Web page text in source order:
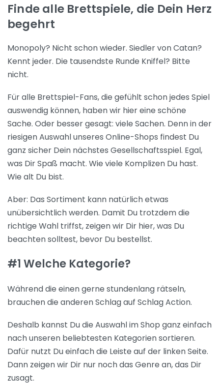
Finde alle Brettspiele, die Dein Herz
begehrt
Monopoly? Nicht schon wieder. Siedler von Catan?
Kennt jeder. Die tausendste Runde Kniffel? Bitte
nicht.
Für alle Brettspiel-Fans, die gefühlt schon jedes Spiel
auswendig können, haben wir hier eine schöne
Sache. Oder besser gesagt: viele Sachen. Denn in der
riesigen Auswahl unseres Online-Shops findest Du
ganz sicher Dein nächstes Gesellschaftsspiel. Egal,
was Dir Spaß macht. Wie viele Komplizen Du hast.
Wie alt Du bist.
Aber: Das Sortiment kann natürlich etwas
unübersichtlich werden. Damit Du trotzdem die
richtige Wahl triffst, zeigen wir Dir hier, was Du
beachten solltest, bevor Du bestellst.
#1 Welche Kategorie?
Während die einen gerne stundenlang rätseln,
brauchen die anderen Schlag auf Schlag Action.
Deshalb kannst Du die Auswahl im Shop ganz einfach
nach unseren beliebtesten Kategorien sortieren.
Dafür nutzt Du einfach die Leiste auf der linken Seite.
Dann zeigen wir Dir nur noch das Genre an, das Dir
zusagt.